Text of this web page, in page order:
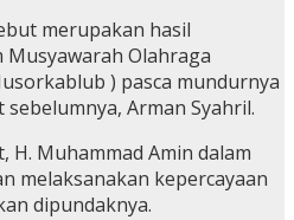
merupakan hasil
Olahraga
) pasca mundurnya
Arman Syahril.
H. Muhammad Amin dalam
melaksanakan kepercayaan
dipundaknya.